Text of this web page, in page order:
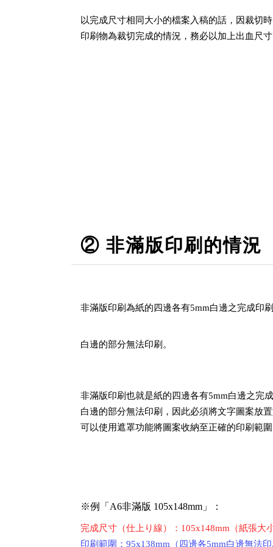
以完成尺寸相同大小的檔案入稿的話，因裁切
印刷物為裁切完成的情況，務必以加上出血尺
② 非滿版印刷的情況
非滿版印刷為紙的四邊各有5mm白邊之完成印
白邊的部分無法印刷。
非滿版印刷也就是紙的四邊各有5mm白邊之完
白邊的部分無法印刷，因此必須將文字圖案放
可以使用遮罩功能將圖案收納至正確的印刷範
※例「A6非滿版 105x148mm」：
完成尺寸（仕上り線）：105x148mm（紙張大
印刷範圍：95x138mm（四邊各5mm白邊無法